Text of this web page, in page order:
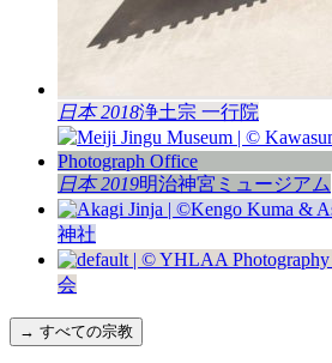
日本 2018浄土宗 一行院
日本 2019明治神宮ミュージアム
神社
会
→ すべての宗教